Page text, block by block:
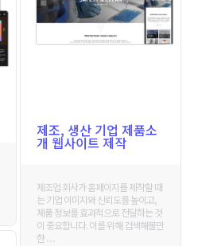
제조, 생산 기업 제품소
개 웹사이트 제작
제조업 회사가 홈페이지를 제작할 때
는 기업 이미지와 신뢰도를 높이고,
제품 정보를 효과적으로 전달하는 것
이 중요합니다. 이를 위해 검색해볼만
한 . . .